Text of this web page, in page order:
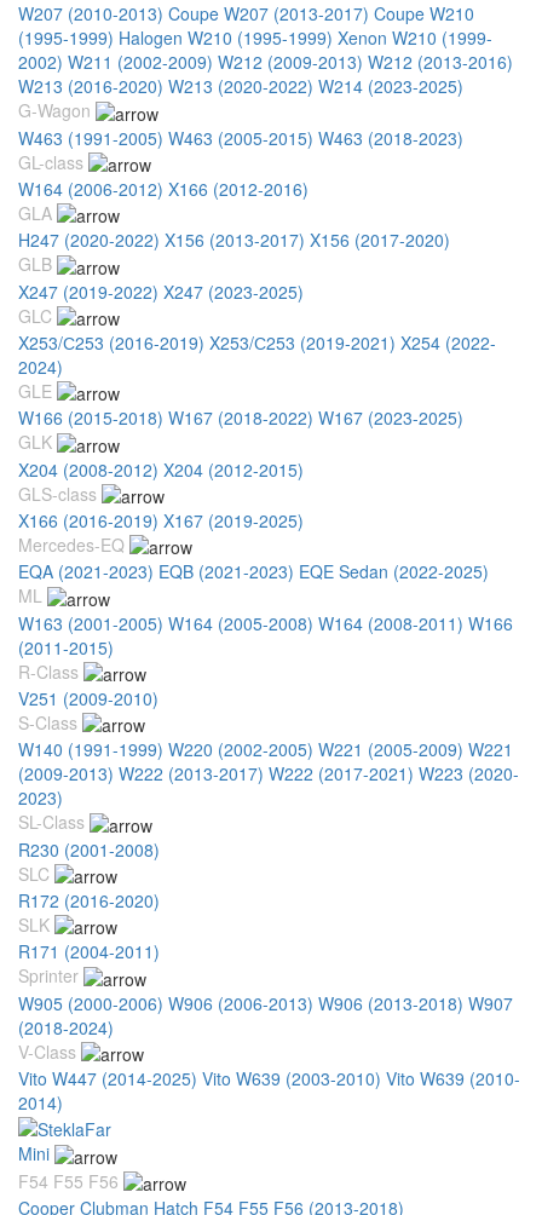
W207 (2010-2013) Coupe W207 (2013-2017) Coupe W210
(1995-1999) Halogen W210 (1995-1999) Xenon W210 (1999-
2002) W211 (2002-2009) W212 (2009-2013) W212 (2013-2016)
W213 (2016-2020) W213 (2020-2022) W214 (2023-2025)
G-Wagon
W463 (1991-2005) W463 (2005-2015) W463 (2018-2023)
GL-class
W164 (2006-2012) X166 (2012-2016)
GLA
H247 (2020-2022) X156 (2013-2017) X156 (2017-2020)
GLB
X247 (2019-2022) X247 (2023-2025)
GLC
X253/С253 (2016-2019) X253/С253 (2019-2021) X254 (2022-
2024)
GLE
W166 (2015-2018) W167 (2018-2022) W167 (2023-2025)
GLK
X204 (2008-2012) X204 (2012-2015)
GLS-class
X166 (2016-2019) X167 (2019-2025)
Mercedes-EQ
EQA (2021-2023) EQB (2021-2023) EQE Sedan (2022-2025)
ML
W163 (2001-2005) W164 (2005-2008) W164 (2008-2011) W166
(2011-2015)
R-Class
V251 (2009-2010)
S-Class
W140 (1991-1999) W220 (2002-2005) W221 (2005-2009) W221
(2009-2013) W222 (2013-2017) W222 (2017-2021) W223 (2020-
2023)
SL-Class
R230 (2001-2008)
SLC
R172 (2016-2020)
SLK
R171 (2004-2011)
Sprinter
W905 (2000-2006) W906 (2006-2013) W906 (2013-2018) W907
(2018-2024)
V-Class
Vito W447 (2014-2025) Vito W639 (2003-2010) Vito W639 (2010-
2014)
Mini
F54 F55 F56
Cooper Clubman Hatch F54 F55 F56 (2013-2018)